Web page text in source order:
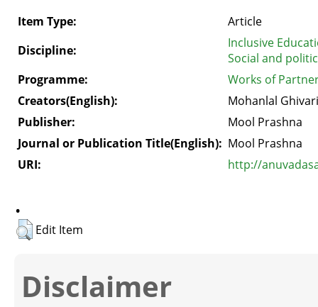
Item Type:
Article
Discipline:
Inclusive
Social and
Programme:
Works of
Creators(English):
Mohanlal
Publisher:
Mool Prashna
Journal or Publication Title(English): Mool Prashna
URI:
http://
.
Edit Item
Disclaimer